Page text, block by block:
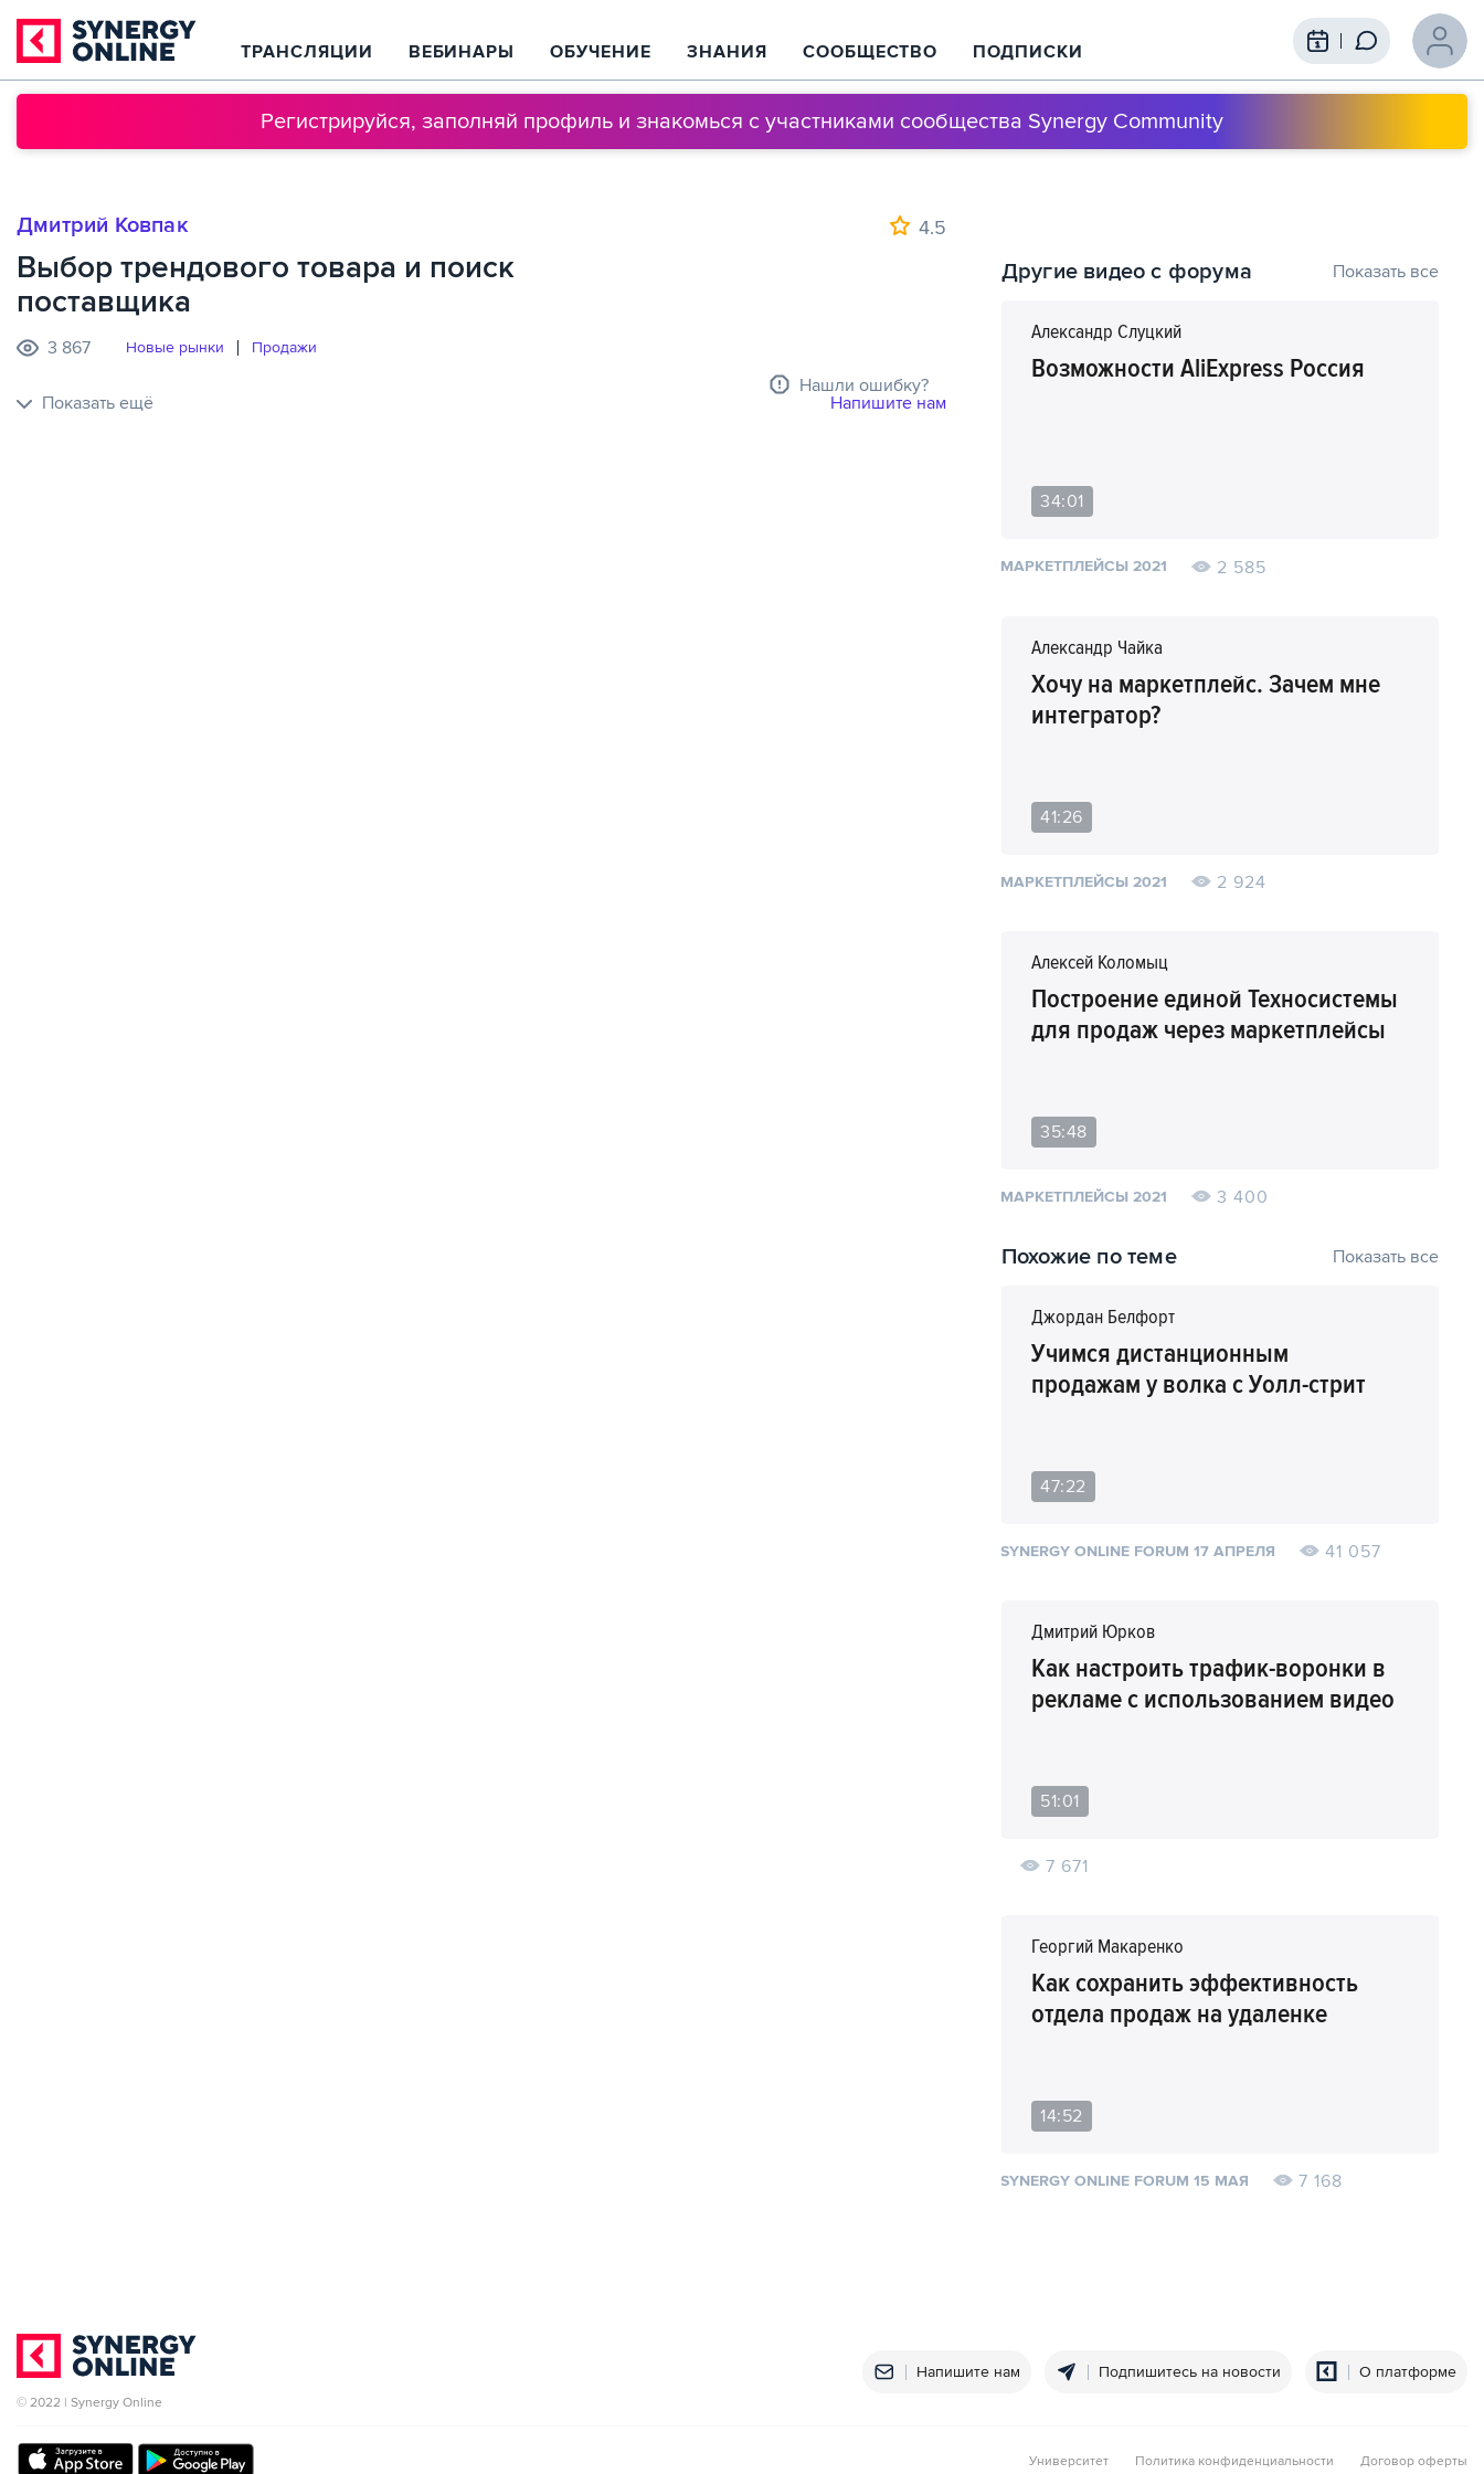
ТРАНСЛЯЦИИ ВЕБИНАРЫ ОБУЧЕНИЕ ЗНАНИЯ СООБЩЕСТВО ПОДПИСКИ
Регистрируйся, заполняй профиль и знакомься с участниками сообщества Synergy Community
поставщика
Дмитрий Ковпак
Выбор трендового товара и поиск
поставщика
3 867 Новые рынки Продажи
Показать ещё
4.5
Нашли ошибку?
Напишите нам
Другие видео с форума Показать все
Александр Слуцкий
Возможности AliExpress Россия
34:01
МАРКЕТПЛЕЙСЫ 2021 2 585
Александр Чайка
Хочу на маркетплейс. Зачем мне
интегратор?
41:26
МАРКЕТПЛЕЙСЫ 2021 2 924
Алексей Коломыц
Построение единой Техносистемы
для продаж через маркетплейсы
35:48
МАРКЕТПЛЕЙСЫ 2021 3 400
Похожие по теме Показать все
Джордан Белфорт
Учимся дистанционным
продажам у волка с Уолл-стрит
47:22
SYNERGY ONLINE FORUM 17 АПРЕЛЯ 41 057
Дмитрий Юрков
Как настроить трафик-воронки в
рекламе с использованием видео
51:01
7 671
Георгий Макаренко
Как сохранить эффективность
отдела продаж на удаленке
14:52
SYNERGY ONLINE FORUM 15 МАЯ 7 168
© 2022 | Synergy Online
Напишите нам Подпишитесь на новости О платформе
Университет Политика конфиденциальности Договор оферты